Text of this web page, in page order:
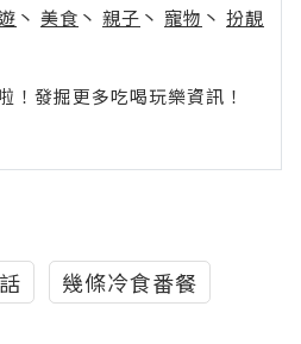
丶 美食 丶 親子 丶 寵物 丶 扮靚
發掘更多吃喝玩樂資訊！
幾條冷食番餐